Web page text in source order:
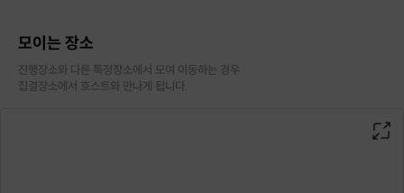
모이는 장소
진행장소와 다른 특정장소에서 모여 이동하는 경우
집결장소에서 호스트와 만나게 됩니다.